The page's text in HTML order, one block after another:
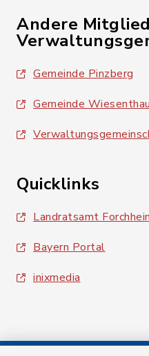
Andere
Gemeinde Pinzberg
Gemeinde Wiesenthau
Quicklinks
Landratsamt
Bayern Portal
inixmedia